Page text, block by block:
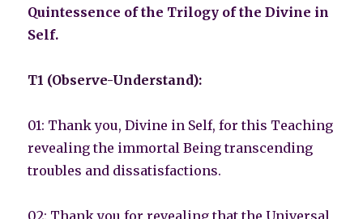
Quintessence of the Trilogy of the Divine in
Self.
T1 (Observe-Understand):
01: Thank you, Divine in Self, for this Teaching
revealing the immortal Being transcending
troubles and dissatisfactions.